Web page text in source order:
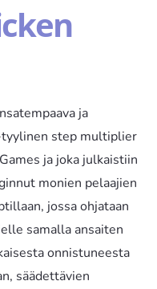
ja
step multiplier
ja joka julkaistiin
monien pelaajien
jossa ohjataan
samalla ansaiten
onnistuneesta
säädettävien